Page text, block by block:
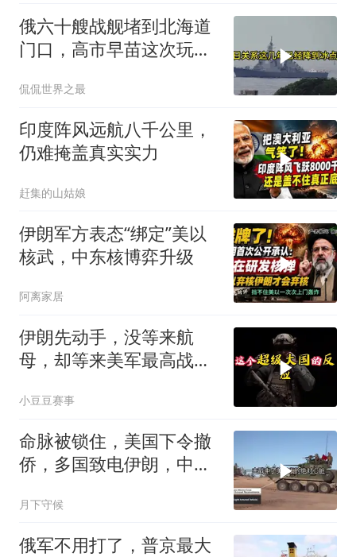
俄六十艘战舰堵到北海道
门口，高市早苗这次玩过
侃侃世界之最
印度阵风远航八千公里，
仍难掩盖真实实力
赶集的山姑娘
伊朗军方表态“绑定”美以
核武，中东核博弈升级
阿离家居
伊朗先动手，没等来航
母，却等来美军最高战
小豆豆赛事
命脉被锁住，美国下令撤
侨，多国致电伊朗，中国
月下守候
俄军不用打了，普京最大